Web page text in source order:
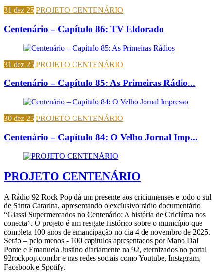
31 dez 25 PROJETO CENTENÁRIO
Centenário – Capítulo 86: TV Eldorado
31 dez 25 PROJETO CENTENÁRIO
Centenário – Capítulo 85: As Primeiras Rádio...
30 dez 25 PROJETO CENTENÁRIO
Centenário – Capítulo 84: O Velho Jornal Imp...
PROJETO CENTENÁRIO
A Rádio 92 Rock Pop dá um presente aos criciumenses e todo o sul
de Santa Catarina, apresentando o exclusivo rádio documentário
“Giassi Supermercados no Centenário: A história de Criciúma nos
conecta”. O projeto é um resgate histórico sobre o município que
completa 100 anos de emancipação no dia 4 de novembro de 2025.
Serão – pelo menos - 100 capítulos apresentados por Mano Dal
Ponte e Emanuela Justino diariamente na 92, eternizados no portal
92rockpop.com.br e nas redes sociais como Youtube, Instagram,
Facebook e Spotify.